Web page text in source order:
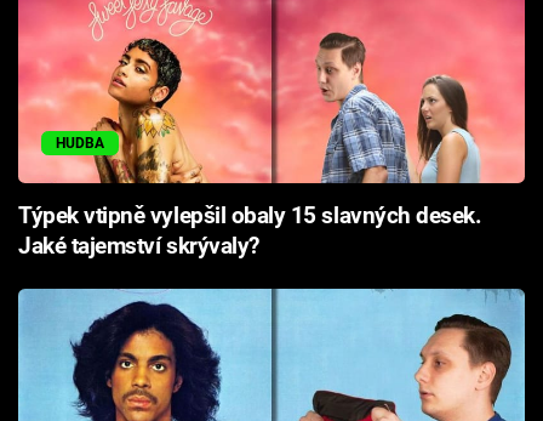
HUDBA
Týpek vtipně vylepšil obaly 15 slavných desek.
Jaké tajemství skrývaly?